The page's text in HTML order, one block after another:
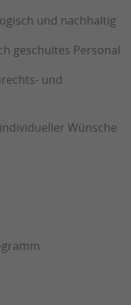
und nachhaltig
geschultes Personal
und
Wünsche